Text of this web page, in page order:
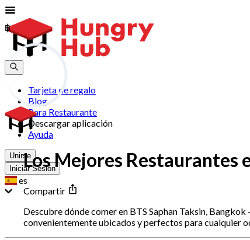
Tarjeta de regalo
Blog
Para Restaurante
Descargar aplicación
Ayuda
Unirse
Iniciar Sesión
es
Los Mejores Restaurantes
Compartir
Descubre dónde comer en BTS Saphan Taksin,
convenientemente ubicados y perfectos para cualquier
฿
฿